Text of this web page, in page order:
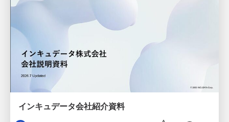
インキュデータ会社紹介資料